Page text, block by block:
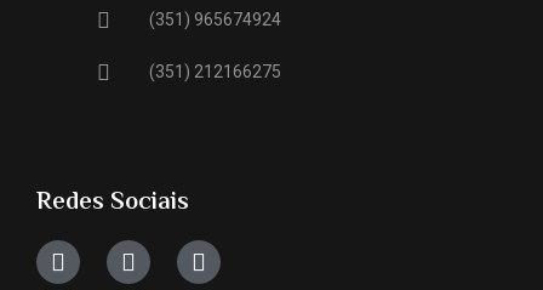
(351) 965674924
(351) 212166275
Redes Sociais